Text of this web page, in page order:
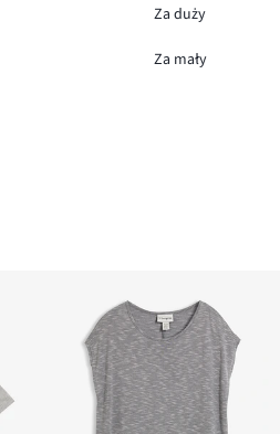
Za duży
Za mały